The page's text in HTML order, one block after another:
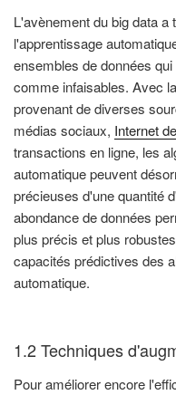
L'avènement du big data
l'apprentissage
ensembles de données
comme infaisables. Avec
provenant de diverses
médias sociaux, Internet
transactions en ligne, les
automatique peuvent
précieuses d'une quantité
abondance de données
plus précis et plus
capacités prédictives des
automatique.
1.2 Techniques
Pour améliorer encore